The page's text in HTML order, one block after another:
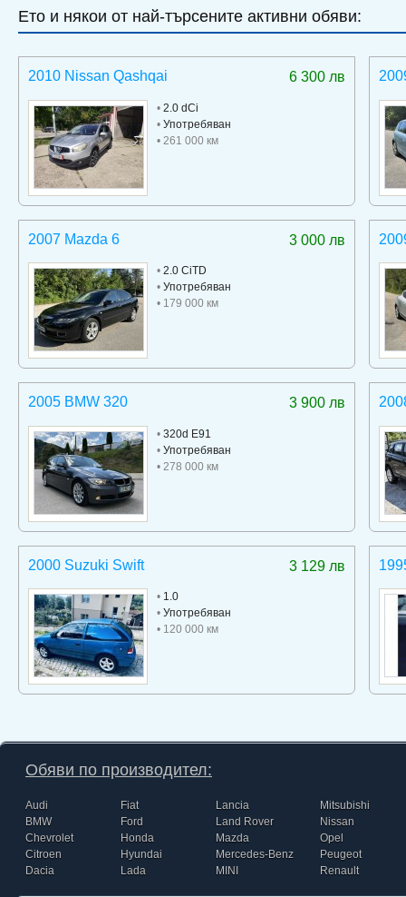
Ето и някои от най-търсените активни обяви:
6 300 лв
2010 Nissan Qashqai
• 2.0 dCi
• Употребяван
• 261 000 км
3 000 лв
2007 Mazda 6
• 2.0 CiTD
• Употребяван
• 179 000 км
3 900 лв
2005 BMW 320
• 320d E91
• Употребяван
• 278 000 км
3 129 лв
2000 Suzuki Swift
• 1.0
• Употребяван
• 120 000 км
Обяви по производител:
Audi
BMW
Chevrolet
Citroen
Dacia
Fiat
Ford
Honda
Hyundai
Lada
Lancia
Land Rover
Mazda
Mercedes-Benz
MINI
Mitsubishi
Nissan
Opel
Peugeot
Renault